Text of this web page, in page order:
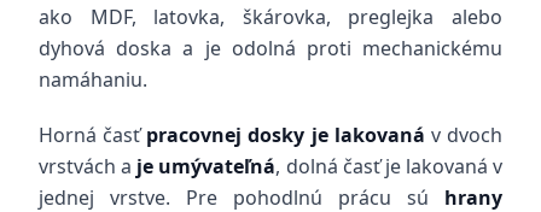
ako MDF, latovka, škárovka, preglejka alebo
dyhová doska a je odolná proti mechanickému
namáhaniu.
Horná časťpracovnej dosky je lakovaná v dvoch
vrstvách a je umývateľná, dolná časť je lakovaná v
jednej vrstve. Pre pohodlnú prácu sú hrany